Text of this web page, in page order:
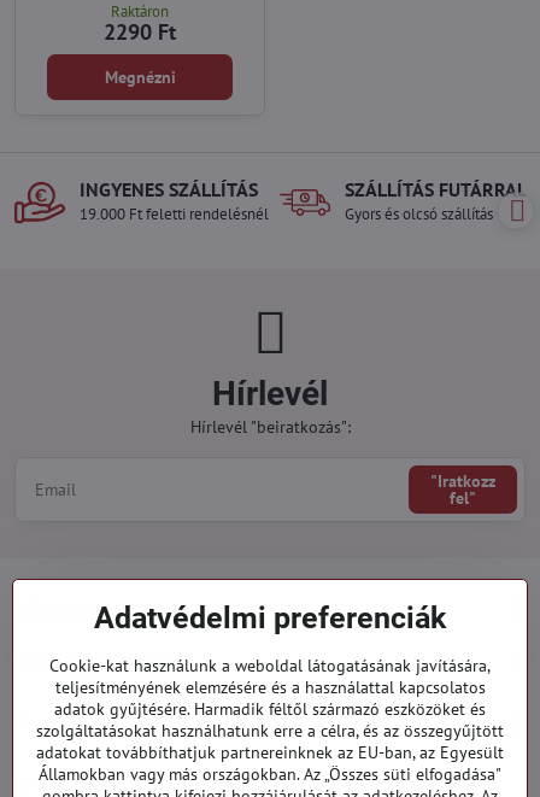
Raktáron
2290 Ft
Megnézni
INGYENES SZÁLLÍTÁS
19.000 Ft feletti rendelésnél
SZÁLLÍTÁS FUTÁRRAL
Gyors és olcsó szállítás
Hírlevél
Hírlevél "beiratkozás":
"Iratkozz
fel"
Minden a vásárlásról
Megrendelések
Kategóriák
919 060 751
Adatvédelmi preferenciák
Cookie-kat használunk a weboldal látogatásának javítására,
teljesítményének elemzésére és a használattal kapcsolatos
adatok gyűjtésére. Harmadik féltől származó eszközöket és
szolgáltatásokat használhatunk erre a célra, és az összegyűjtött
adatokat továbbíthatjuk partnereinknek az EU-ban, az Egyesült
Államokban vagy más országokban. Az „Összes süti elfogadása"